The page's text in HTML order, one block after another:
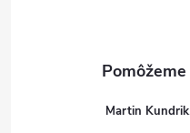
Martin Kundrik